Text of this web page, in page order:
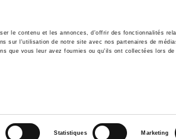
le contenu et les annonces, d'offrir des fonctionnalités
sur l'utilisation de notre site avec nos partenaires de
que vous leur avez fournies ou qu'ils ont collectées lors
Statistiques Marketing
Environment History